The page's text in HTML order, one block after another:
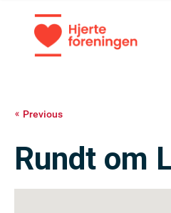
Previous
Rundt om